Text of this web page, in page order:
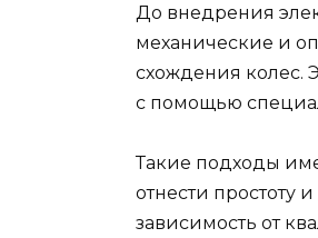
До внедрения
механические и
схождения колес.
с помощью
Такие подходы
отнести простоту
зависимость от